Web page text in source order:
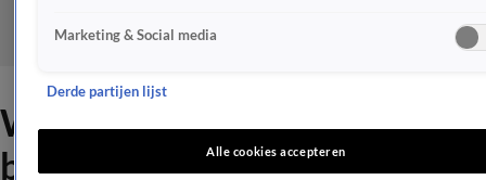
WVL-Judith en Bart staan stil
bij geweldige mijlpaal
Marketing & Social media
Derde partijen lijst
Alle cookies accepteren